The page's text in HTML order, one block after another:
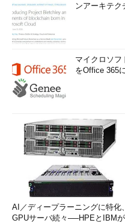
ンアーキテ
マイクロソフ
をOffice 365
AI／ディープラーニングに特化、
GPUサーバ続々──HPEとIBMが